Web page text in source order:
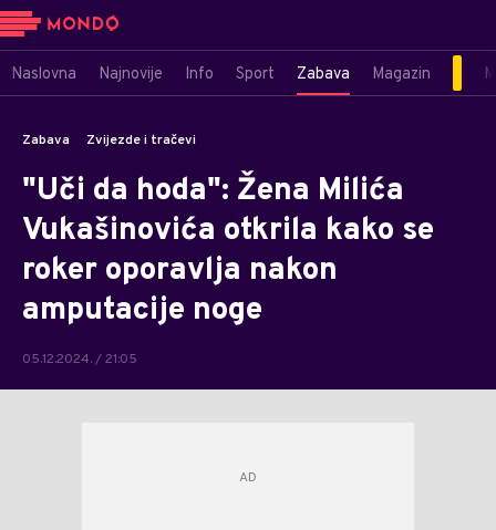
Naslovna Najnovije Info Sport Zabava Magazin
Zabava Zvijezde i tračevi
"Uči da hoda": Žena Milića
Vukašinovića otkrila kako se
roker oporavlja nakon
amputacije noge
05.12.2024. / 21:05